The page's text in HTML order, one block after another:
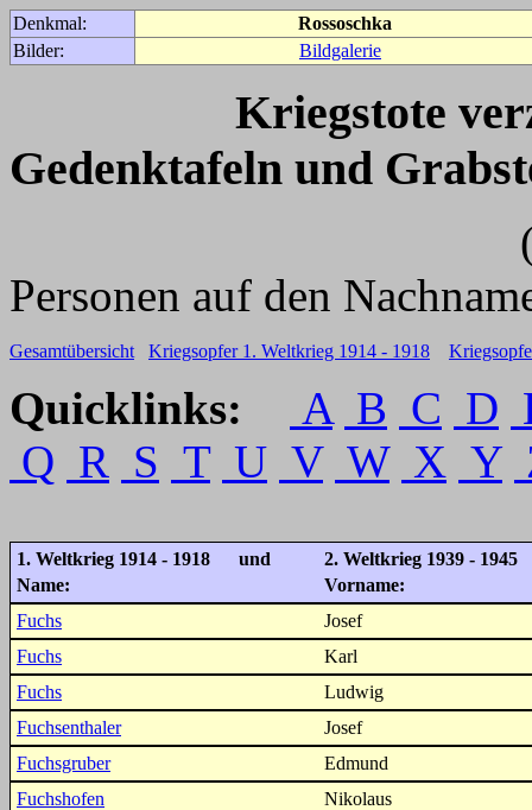
Denkmal:
Rossoschka
Bilder:
Bildgalerie
Kriegstote
Gedenktafeln und
(Für weitere
Personen auf den
Gesamtübersicht Kriegsopfer 1. Weltkrieg 1914 - 1918
Quicklinks: A B C D
Q R S T U V W X Y
1. Weltkrieg 1914 - 1918 und
2. Weltkrieg 1939 - 1945
Name:
Vorname:
Fuchs
Josef
Fuchs
Karl
Fuchs
Ludwig
Fuchsenthaler
Josef
Fuchsgruber
Edmund
Fuchshofen
Nikolaus